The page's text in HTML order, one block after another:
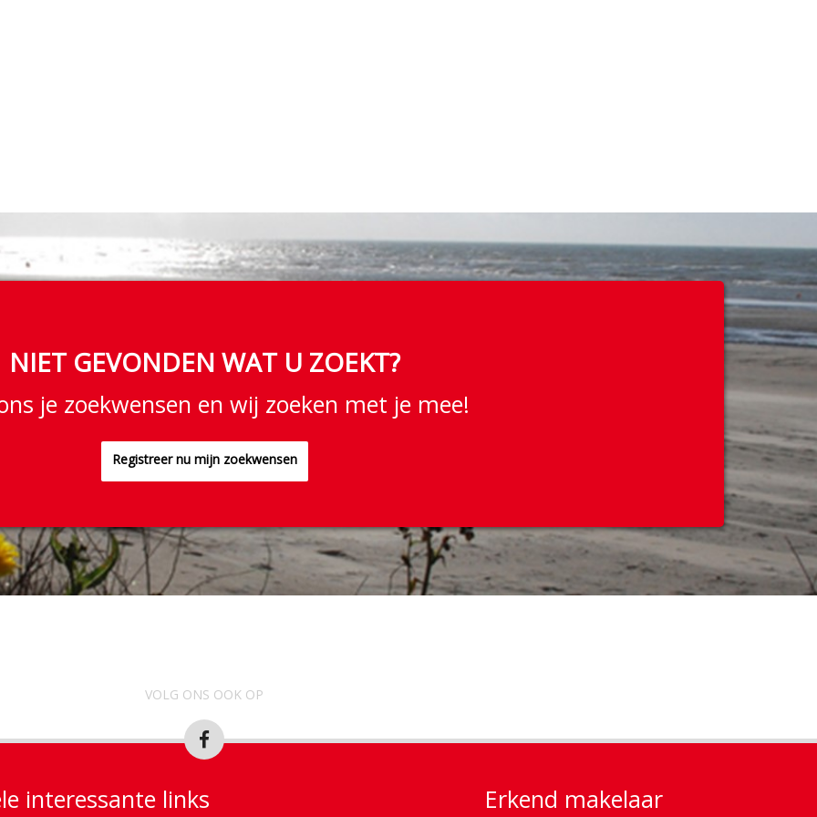
NIET GEVONDEN WAT U ZOEKT?
je zoekwensen en wij zoeken met je mee!
Registreer nu mijn zoekwensen
VOLG ONS OOK OP
interessante links Erkend makelaar